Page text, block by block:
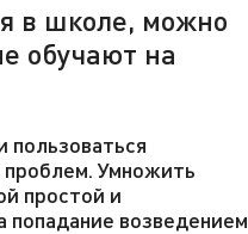
в школе, можно
обучают на
пользоваться
Умножить
простой и
попадание возведением